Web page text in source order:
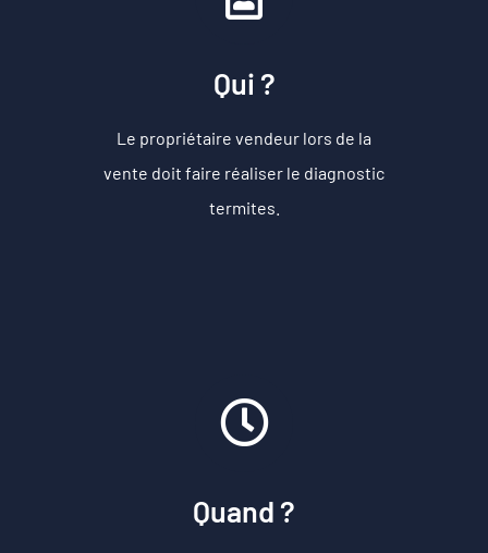
Qui ?
Le propriétaire vendeur lors de la
vente doit faire réaliser le diagnostic
termites.
Quand ?